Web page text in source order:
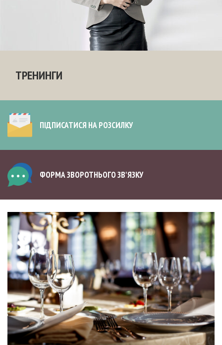
ТРЕНИНГИ
ПІДПИСАТИСЯ НА РОЗСИЛКУ
ФОРМА ЗВОРОТНЬОГО ЗВ'ЯЗКУ